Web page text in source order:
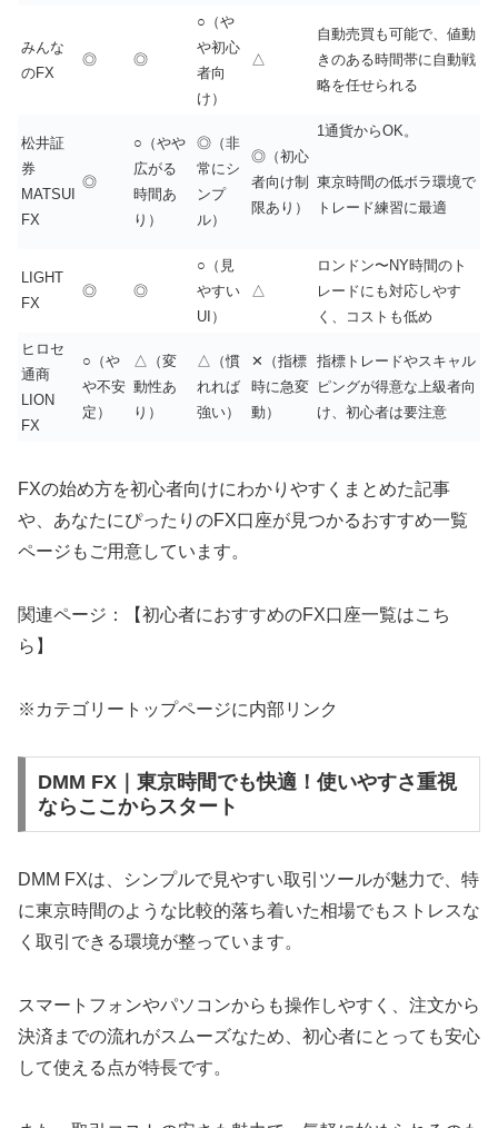
みんな
のFX
◎ ◎
○（や
や初心
者向
け）
△
自動売買も可能で、値動
きのある時間帯に自動戦
略を任せられる
松井証
券
MATSUI
FX
◎
○（やや
広がる
時間あ
り）
◎（非
常にシ
ンプ
ル）
◎（初心
者向け制
限あり）
1通貨からOK。
東京時間の低ボラ環境で
トレード練習に最適
LIGHT
FX
◎ ◎
○（見
やすい
UI）
△
ロンドン〜NY時間のト
レードにも対応しやす
く、コストも低め
ヒロセ
通商
LION
FX
○（や
や不安
定）
△（変
動性あ
り）
△（慣
れれば
強い）
✕（指標
時に急変
動）
指標トレードやスキャル
ピングが得意な上級者向
け、初心者は要注意
FXの始め方を初心者向けにわかりやすくまとめた記事
や、あなたにぴったりのFX口座が見つかるおすすめ一覧
ページもご用意しています。
関連ページ：【初心者におすすめのFX口座一覧はこち
ら】
※カテゴリートップページに内部リンク
DMM FX｜東京時間でも快適！使いやすさ重視
ならここからスタート
DMM FXは、シンプルで見やすい取引ツールが魅力で、特
に東京時間のような比較的落ち着いた相場でもストレスな
く取引できる環境が整っています。
スマートフォンやパソコンからも操作しやすく、注文から
決済までの流れがスムーズなため、初心者にとっても安心
して使える点が特長です。